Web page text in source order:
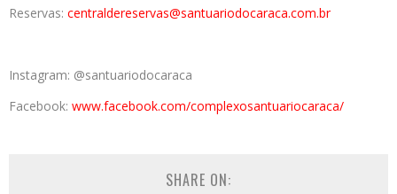
Reservas: centraldereservas@santuariodocaraca.com.br
Instagram: @santuariodocaraca
Facebook: www.facebook.com/complexosantuariocaraca/
SHARE ON: